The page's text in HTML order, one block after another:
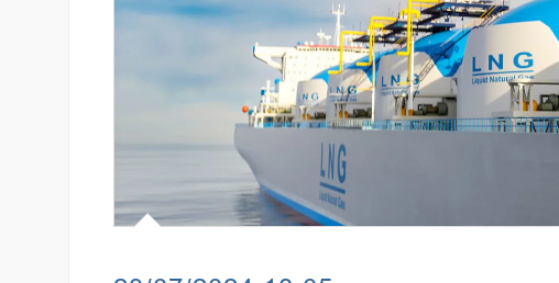
Սամմիթին ներկայացրել է իր
պրոդուկտներն ու քարտային
առաջարկները